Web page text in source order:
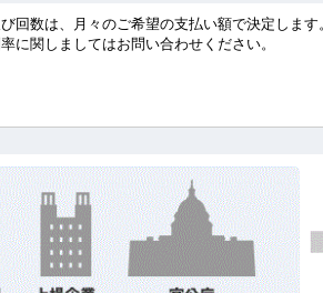
回数は、月々のご希望の支払い額で決定します
に関しましてはお問い合わせください。